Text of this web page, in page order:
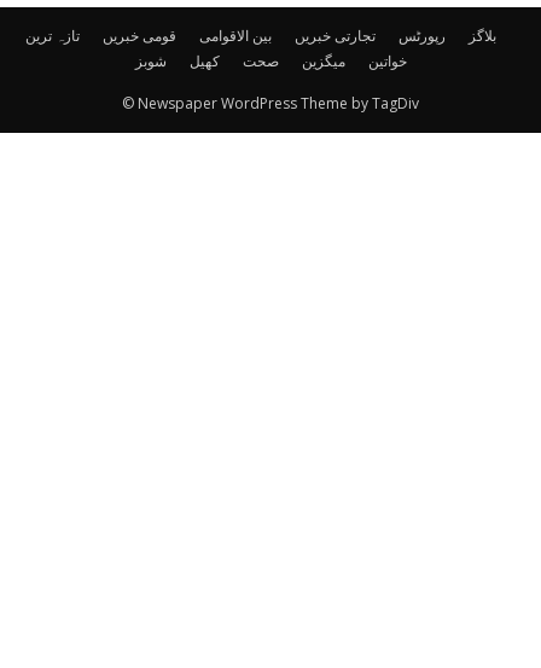
تازہ ترین قومی خبریں بین الاقوامی تجارتی خبریں رپورٹس
بلاگز
شوبز
کھیل صحت میگزین خواتین
© Newspaper WordPress Theme by TagDiv